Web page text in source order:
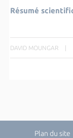
Résumé
DAVID MOUNGAR |
Plan du site